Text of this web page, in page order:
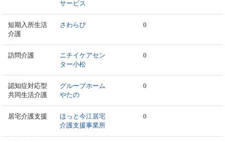
サービス
短期入所生活
介護
さわらび 0
訪問介護
ニチイケアセン
ター小松
0
認知症対応型
共同生活介護
グループホーム
やたの
0
居宅介護支援
ほっと今江居宅
介護支援事業所
0